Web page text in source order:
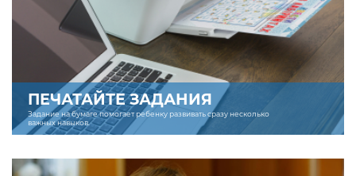
ПЕЧАТАЙТЕ ЗАДАНИЯ
Задание на бумаге помогает ребенку развивать сразу несколько
важных навыков.